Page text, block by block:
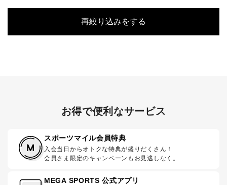
再絞り込みをする
お得で便利なサービス
スポーツマイル会員特典
入会当日からオトクな特典が盛りだくさん！
会員さま限定のキャンペーンもお見逃しなく。
MEGA SPORTS 公式アプリ